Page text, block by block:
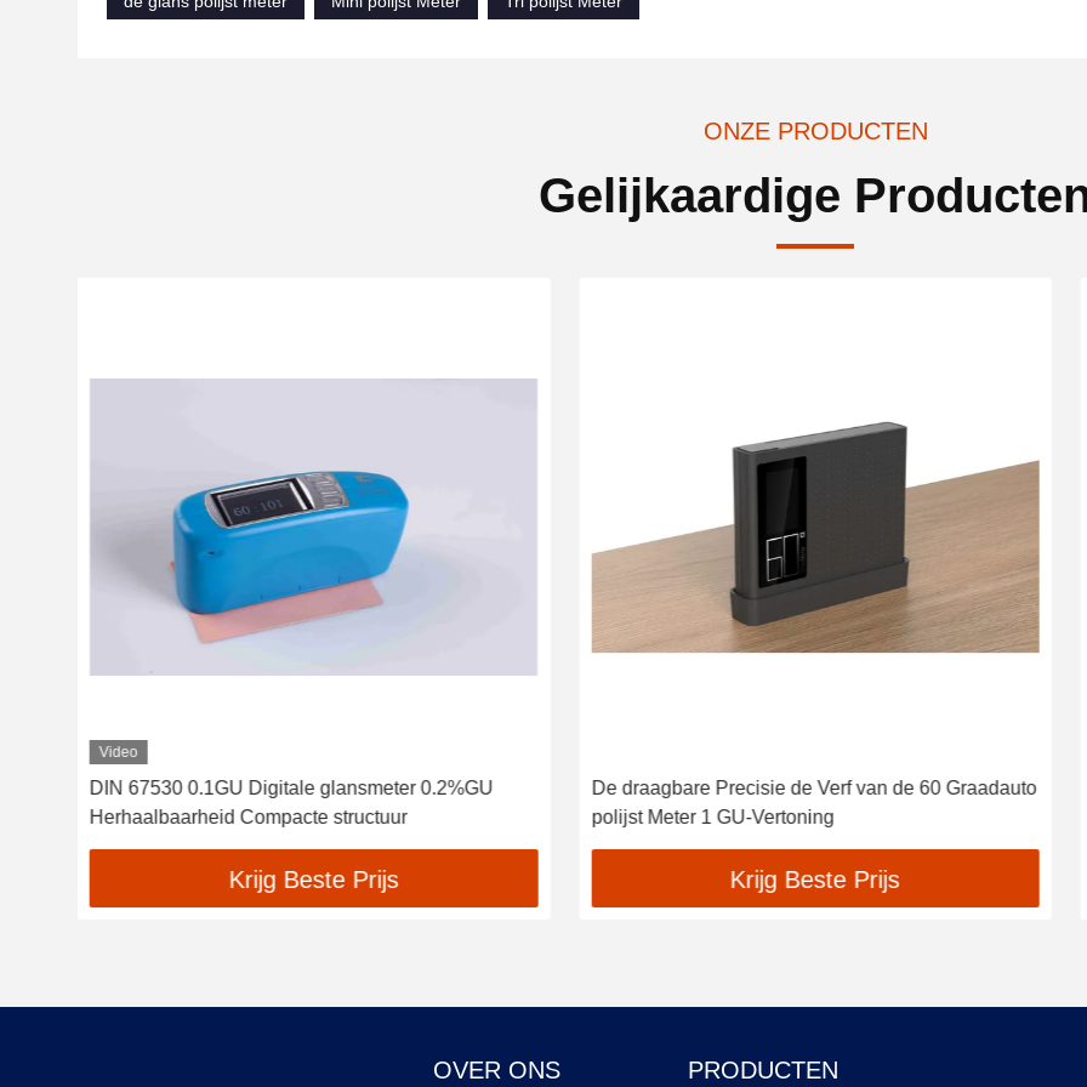
ONZE PRODUCTEN
Gelijkaardige
Video
DIN 67530 0.1GU Digitale glansmeter 0.2%GU
Herhaalbaarheid Compacte structuur
Krijg Beste Prijs
De draagbare Precisie de Verf van de 60 Graadauto
polijst Meter 1 GU-Vertoning
Krijg Beste Prijs
OVER ONS PRODUCTEN